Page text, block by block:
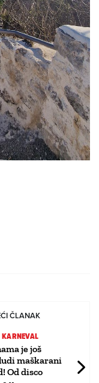
ČLANAK
je još
maškarani
Od disco